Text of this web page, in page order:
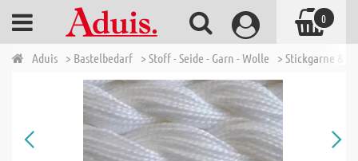
Aduis > Bastelbedarf > Stoff - Seide - Garn - Wolle > Stickgarne &
0